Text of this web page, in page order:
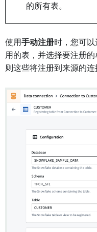
的所有表。
使用手动注册时，您可以
用的表，并选择要注册
则这些将注册到来源的